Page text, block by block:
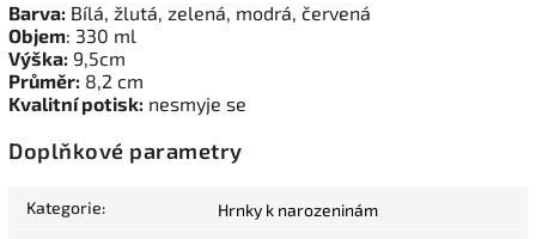
Barva: Bílá, žlutá, zelená, modrá, červená
Objem: 330 ml
Výška: 9,5cm
Průměr: 8,2 cm
Kvalitní potisk: nesmyje se
Doplňkové parametry
Kategorie: Hrnky k narozeninám